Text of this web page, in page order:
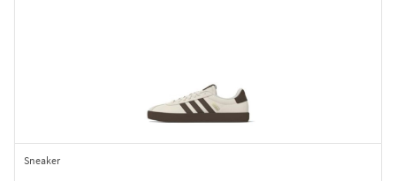
Sneaker